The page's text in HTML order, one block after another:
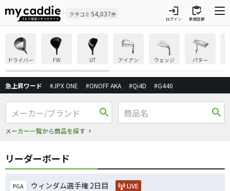
クチコミ 54,037件 login
ログイン
inventory
新規登録
ドライバー FW UT アイアン ウェッジ パター
急上昇ワード #JPX ONE #ONOFF AKA #Qi4D #G440
search
メーカー一覧から商品を探す
search
リーダーボード
PGA ウィンダム選手権 2日目 LIVE